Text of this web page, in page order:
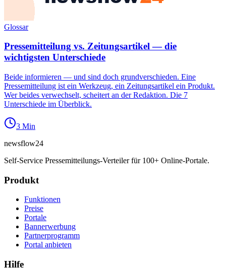
Glossar
Pressemitteilung vs. Zeitungsartikel — die
wichtigsten Unterschiede
Beide informieren — und sind doch grundverschieden. Eine
Pressemitteilung ist ein Werkzeug, ein Zeitungsartikel ein Produkt.
Wer beides verwechselt, scheitert an der Redaktion. Die 7
Unterschiede im Überblick.
3 Min
newsflow24
Self-Service Pressemitteilungs-Verteiler für 100+ Online-Portale.
Produkt
Funktionen
Preise
Portale
Bannerwerbung
Partnerprogramm
Portal anbieten
Hilfe